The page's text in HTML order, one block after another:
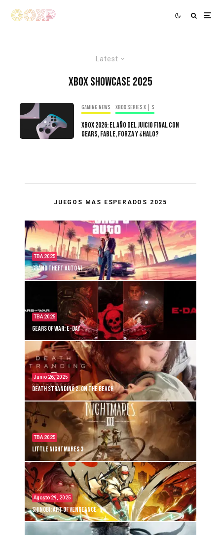
Latest
Xbox Showcase 2025
Gaming news Xbox Series X | S
Xbox 2026: El Año del Juicio Final con
Gears, Fable, Forza y ¿Halo?
JUEGOS MAS ESPERADOS 2025
TBA 2025
Grand Theft Auto VI
TBA 2025
Gears of War: E-Day
Junio 26, 2025
Death Stranding 2: On the Beach
TBA 2025
Little Nightmares 3
Agosto 29, 2025
Shinobi: Art of Vengeance